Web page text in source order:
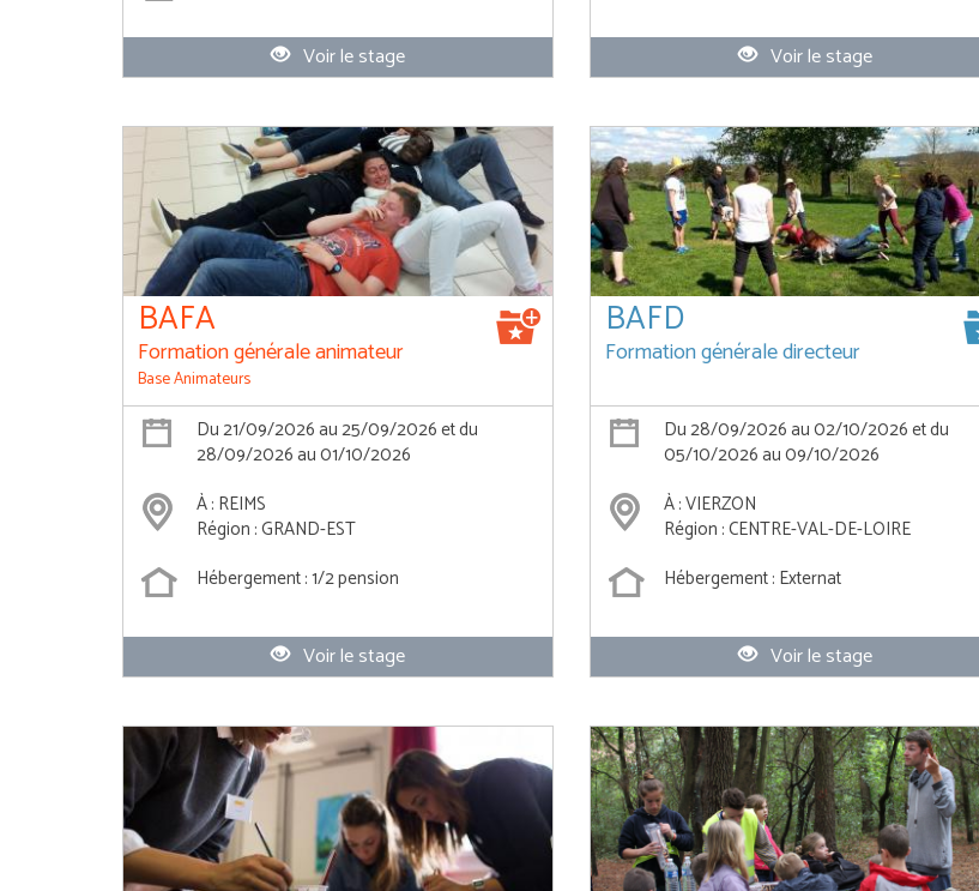
Voir le stage Voir le stage
BAFA
Formation générale animateur
Base Animateurs
Du 21/09/2026 au 25/09/2026 et du
28/09/2026 au 01/10/2026
À : REIMS
Région : GRAND-EST
Hébergement : 1/2 pension
Voir le stage
BAFD
Formation générale directeur
Du 28/09/2026 au 02/10/2026 et du
05/10/2026 au 09/10/2026
À : VIERZON
Région : CENTRE-VAL-DE-LOIRE
Hébergement : Externat
Voir le stage